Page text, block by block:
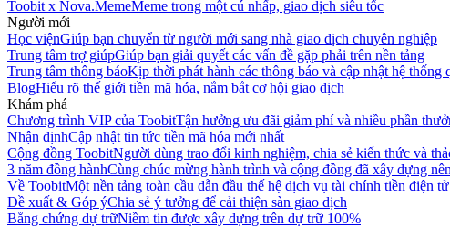
Toobit x Nova.MemeMeme trong một cú nhấp, giao dịch siêu tốc
Người mới
Học việnGiúp bạn chuyển từ người mới sang nhà giao dịch chuyên nghiệp
Trung tâm trợ giúpGiúp bạn giải quyết các vấn đề gặp phải trên nền tảng
Trung tâm thông báoKịp thời phát hành các thông báo và cập nhật hệ thống
BlogHiểu rõ thế giới tiền mã hóa, nắm bắt cơ hội giao dịch
Khám phá
Chương trình VIP của ToobitTận hưởng ưu đãi giảm phí và nhiều phần
Nhận địnhCập nhật tin tức tiền mã hóa mới nhất
Cộng đồng ToobitNgười dùng trao đổi kinh nghiệm, chia sẻ kiến thức và
3 năm đồng hànhCùng chúc mừng hành trình và cộng đồng đã xây dựng
Về ToobitMột nền tảng toàn cầu dẫn đầu thế hệ dịch vụ tài chính tiền điện
Đề xuất & Góp ýChia sẻ ý tưởng để cải thiện sàn giao dịch
Bằng chứng dự trữNiềm tin được xây dựng trên dự trữ 100%